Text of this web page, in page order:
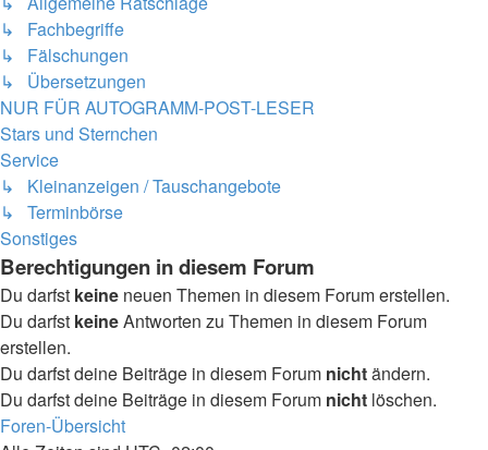
↳ Fachbegriffe
↳ Fälschungen
↳ Übersetzungen
NUR FÜR AUTOGRAMM-POST-LESER
Stars und Sternchen
Service
↳ Kleinanzeigen / Tauschangebote
↳ Terminbörse
Sonstiges
Berechtigungen in diesem Forum
Du darfst keine neuen Themen in diesem Forum erstellen.
Du darfst keineAntworten zu Themen in diesem Forum
erstellen.
Du darfst deine Beiträge in diesem Forum nichtändern.
Du darfst deine Beiträge in diesem Forum nicht löschen.
Foren-Übersicht